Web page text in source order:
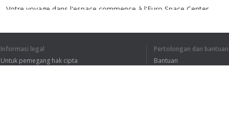
Votre voyage dans l'espace commence à l'Euro Space Center
Informasi legal
Untuk pemegang hak cipta
Pertolongan dan bantuan
Bantuan